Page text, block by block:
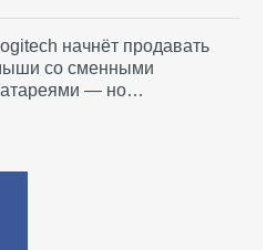
начнёт продавать
со сменными
— но…